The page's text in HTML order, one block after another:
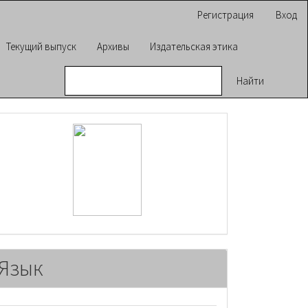
Регистрация Вход
Текущий выпуск Архивы Издательская этика
Найти